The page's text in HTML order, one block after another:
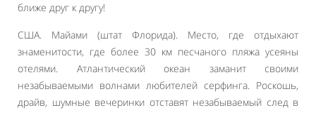
ближе друг к другу!
США. Майами (штат Флорида). Место, где отдыхают
знаменитости, где более 30 км песчаного пляжа усеяны
отелями. Атлантический океан заманит своими
незабываемыми волнами любителей серфинга. Роскошь,
драйв, шумные вечеринки отставят незабываемый след в